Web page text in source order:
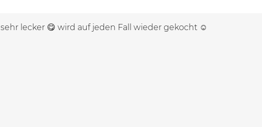
sehr lecker 😋 wird auf jeden Fall wieder gekocht ☺️